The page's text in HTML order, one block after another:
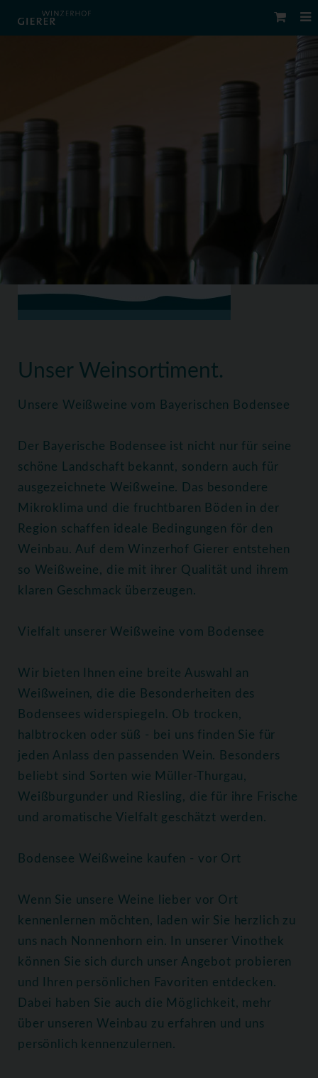
Unser Weinsortiment.
Unsere Weißweine vom Bayerischen Bodensee
Der Bayerische Bodensee ist nicht nur für seine
schöne Landschaft bekannt, sondern auch für
ausgezeichnete Weißweine. Das besondere
Mikroklima und die fruchtbaren Böden in der
Region schaffen ideale Bedingungen för den
Weinbau. Auf dem Winzerhof Gierer entstehen
so Weißweine, die mit ihrer Qualität und ihrem
klaren Geschmack überzeugen.
Vielfalt unserer Weißweine vom Bodensee
Wir bieten Ihnen eine breite Auswahl an
Weißweinen, die die Besonderheiten des
Bodensees widerspiegeln. Ob trocken,
halbtrocken oder süß - bei uns finden Sie für
jeden Anlass den passenden Wein. Besonders
beliebt sind Sorten wie Müller-Thurgau,
Weißburgunder und Riesling, die für ihre Frische
und aromatische Vielfalt geschätzt werden.
Bodensee Weißweine kaufen - vor Ort
Wenn Sie unsere Weine lieber vor Ort
kennenlernen möchten, laden wir Sie herzlich zu
uns nach Nonnenhorn ein. In unserer Vinothek
können Sie sich durch unser Angebot probieren
und Ihren persönlichen Favoriten entdecken.
Dabei haben Sie auch die Möglichkeit, mehr
über unseren Weinbau zu erfahren und uns
persönlich kennenzulernen.